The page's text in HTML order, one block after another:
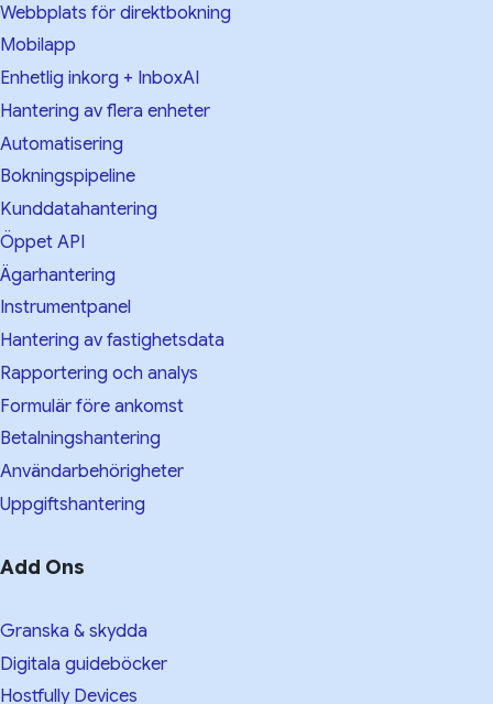
Webbplats för direktbokning
Mobilapp
Enhetlig inkorg + InboxAI
Hantering av flera enheter
Automatisering
Bokningspipeline
Kunddatahantering
Öppet API
Ägarhantering
Instrumentpanel
Hantering av fastighetsdata
Rapportering och analys
Formulär före ankomst
Betalningshantering
Användarbehörigheter
Uppgiftshantering
Add Ons
Granska & skydda
Digitala guideböcker
Hostfully Devices